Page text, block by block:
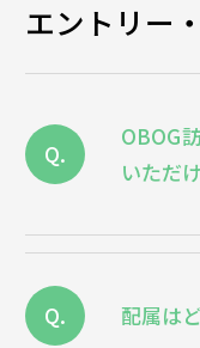
エントリー
Q.
OBOG
いただ
Q. 配属は